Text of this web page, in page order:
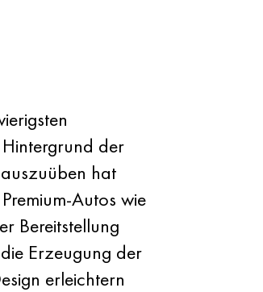
der
hat
Autos wie
Bereitstellung
Erzeugung der
erleichtern